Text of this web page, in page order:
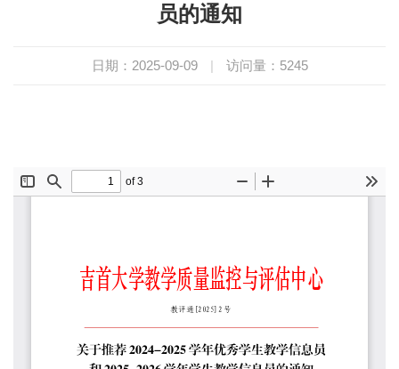
员的通知
日期：2025-09-09 | 访问量： 5245